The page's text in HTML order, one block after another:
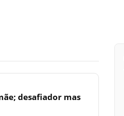
desafiador mas